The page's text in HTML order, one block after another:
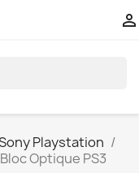

Playstation
Optique PS3